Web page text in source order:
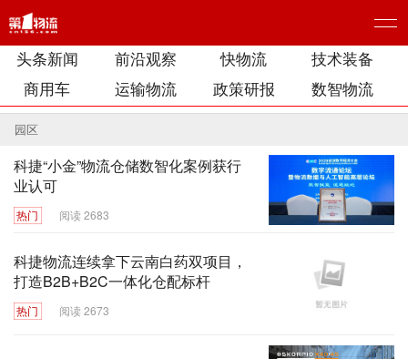
头条新闻 前沿观察 快物流
技术装备
商用车
运输物流 政策研报 数智物流
园区
科捷“小金”物流仓储数智化案例获行
业认可
热门 阅读 2683
科捷物流连续拿下云南白药双项目，
打造B2B+B2C一体化仓配标杆
热门 阅读 2673